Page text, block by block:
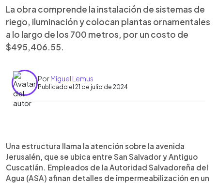
La obra comprende la instalación de sistemas de
riego, iluminación y colocan plantas ornamentales
a lo largo de los 700 metros, por un costo de
$495,406.55.
PorMiguel Lemus
Publicado el 21 de julio de 2024
Escuchar artículo
Una estructura llama la atención sobre la avenida
Jerusalén, que se ubica entre San Salvador y Antiguo
Cuscatlán. Empleados de la Autoridad Salvadoreña del
Agua (ASA) afinan detalles de impermeabilización en un